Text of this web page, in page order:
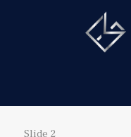
Slide 2